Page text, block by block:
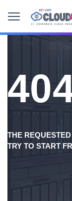
THE
TRY TO START